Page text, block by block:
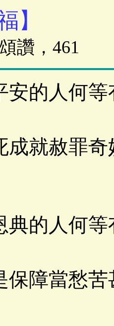
】
讚，461
安的人何
成就赦罪
典的人何
保障當愁